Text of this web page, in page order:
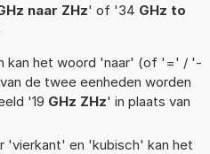
naar ZHz' of '34 GHz to
kan het woord 'naar' (of '=' / '-
de twee eenheden worden
'19 GHz ZHz' in plaats van
'vierkant' en 'kubisch' kan het